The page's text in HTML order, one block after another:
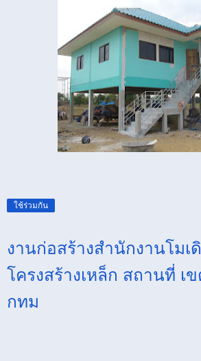
ใช้ร่วมกัน
งานก่อสร้างสำนักงานโมเ
โครงสร้างเหล็ก สถานที่ เ
กทม